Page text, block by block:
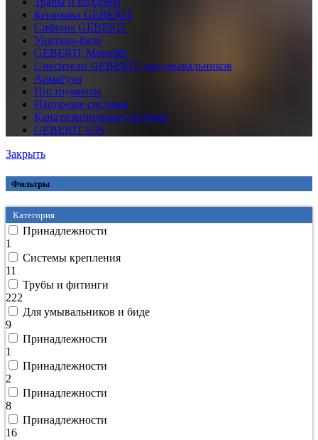
Керамика GEBERIT
Сифоны GEBERIT
Унитазы-биде
GEBERIT Monolith
Смесители GEBERIT для умывальников
Арматура
Инструменты
Напорные системы
Канализационные системы
GEBERIT GIS
Закрыть
Фильтры
Категория
Принадлежности
1
Системы крепления
11
Трубы и фитинги
222
Для умывальников и биде
9
Принадлежности
1
Принадлежности
2
Принадлежности
8
Принадлежности
16